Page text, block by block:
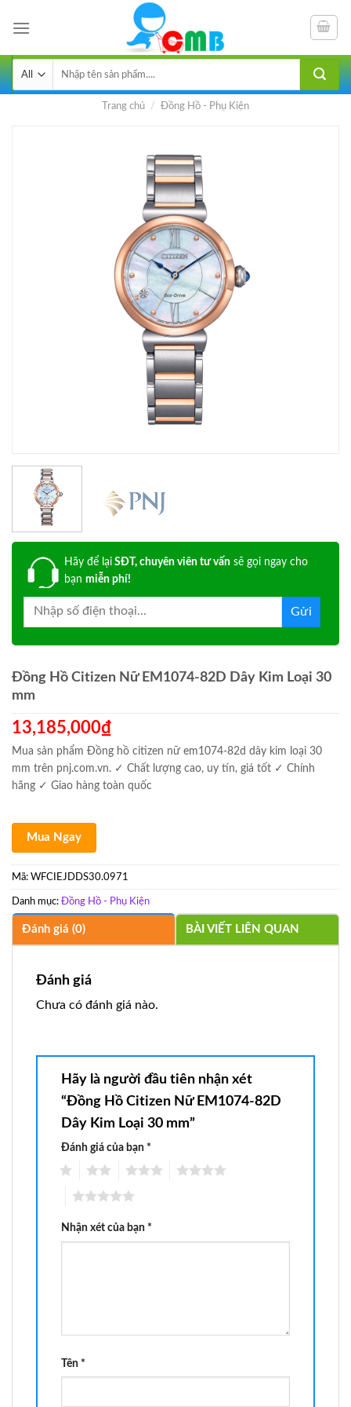
kiếm:
Trang chủ / Đồng Hồ - Phụ Kiện
Hãy để lại SĐT, chuyên viên tư vấn sẽ gọi ngay cho
bạn miễn phí!
Đồng Hồ Citizen Nữ EM1074-82D Dây Kim Loại 30
mm
13,185,000₫
Mua sản phẩm Đồng hồ citizen nữ em1074-82d dây kim loại 30
mm trên pnj.com.vn. ✓ Chất lượng cao, uy tín, giá tốt ✓ Chính
hãng ✓ Giao hàng toàn quốc
Mua Ngay
Mã: WFCIEJDDS30.0971
Danh mục: Đồng Hồ - Phụ Kiện
Đánh giá (0) BÀI VIẾT LIÊN QUAN
Đánh giá
Chưa có đánh giá nào.
Hãy là người đầu tiên nhận xét
“Đồng Hồ Citizen Nữ EM1074-82D
Dây Kim Loại 30 mm”
Đánh giá của bạn *
Nhận xét của bạn *
Tên *